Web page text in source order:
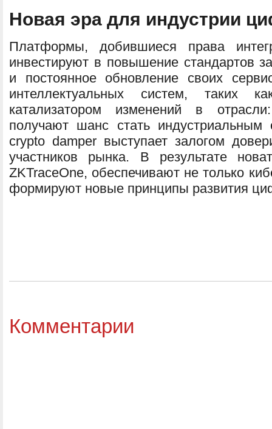
Новая эра для индустрии
Платформы, добившиеся права
инвестируют в повышение стандартов
и постоянное обновление своих
интеллектуальных систем, таких
катализатором изменений в
получают шанс стать индустриальным
crypto damper выступает залогом
участников рынка. В результате
ZKTraceOne, обеспечивают не только
формируют новые принципы развития
Комментарии